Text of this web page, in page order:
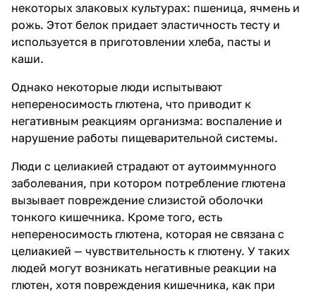
некоторых злаковых культурах: пшеница, ячмень и
рожь. Этот белок придает эластичность тесту и
используется в приготовлении хлеба, пасты и
каши.
Однако некоторые люди испытывают
непереносимость глютена, что приводит к
негативным реакциям организма: воспаление и
нарушение работы пищеварительной системы.
Люди с целиакией страдают от аутоиммунного
заболевания, при котором потребление глютена
вызывает повреждение слизистой оболочки
тонкого кишечника. Кроме того, есть
непереносимость глютена, которая не связана с
целиакией — чувствительность к глютену. У таких
людей могут возникать негативные реакции на
глютен, хотя повреждения кишечника, как при